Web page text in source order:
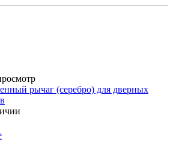
рычаг (серебро) для дверных